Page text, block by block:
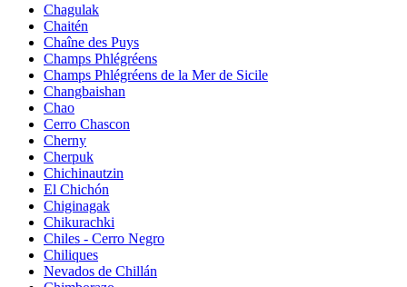
Chagulak
Chaitén
Chaîne des Puys
Champs Phlégréens
Champs Phlégréens de la Mer de Sicile
Changbaishan
Chao
Cerro Chascon
Cherny
Cherpuk
Chichinautzin
El Chichón
Chiginagak
Chikurachki
Chiles - Cerro Negro
Chiliques
Nevados de Chillán